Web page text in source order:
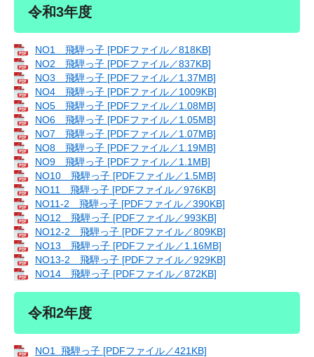
令和3年度
NO1 飛騨っ子 [PDFファイル／818KB]
NO2 飛騨っ子 [PDFファイル／837KB]
NO3 飛騨っ子 [PDFファイル／1.37MB]
NO4 飛騨っ子 [PDFファイル／1009KB]
NO5 飛騨っ子 [PDFファイル／1.08MB]
NO6 飛騨っ子 [PDFファイル／1.05MB]
NO7 飛騨っ子 [PDFファイル／1.07MB]
NO8 飛騨っ子 [PDFファイル／1.19MB]
NO9 飛騨っ子 [PDFファイル／1.1MB]
NO10 飛騨っ子 [PDFファイル／1.5MB]
NO11 飛騨っ子 [PDFファイル／976KB]
NO11‐2 飛騨っ子 [PDFファイル／390KB]
NO12 飛騨っ子 [PDFファイル／993KB]
NO12‐2 飛騨っ子 [PDFファイル／809KB]
NO13 飛騨っ子 [PDFファイル／1.16MB]
NO13‐2 飛騨っ子 [PDFファイル／929KB]
NO14 飛騨っ子 [PDFファイル／872KB]
令和2年度
NO1 飛騨っ子 [PDFファイル／421KB]